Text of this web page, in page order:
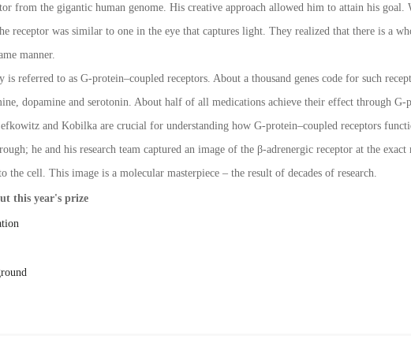
from the gigantic human genome. His creative approach allowed him to attain his goal.
receptor was similar to one in the eye that captures light. They realized that there is a
manner.
is referred to as G-protein–coupled receptors. About a thousand genes code for such
dopamine and serotonin. About half of all medications achieve their effect through G-
and Kobilka are crucial for understanding how G-protein–coupled receptors
he and his research team captured an image of the β-adrenergic receptor at the
the cell. This image is a molecular masterpiece – the result of decades of research.
this year's prize